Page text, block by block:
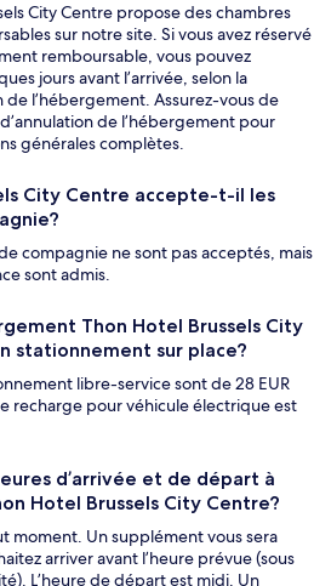
City Centre propose des chambres
sur notre site. Si vous avez réservé
remboursable, vous pouvez
jours avant l’arrivée, selon la
de l’hébergement. Assurez-vous de
de l’hébergement pour
générales complètes.
City Centre accepte-t-il les
compagnie ne sont pas acceptés, mais
sont admis.
Thon Hotel Brussels City
stationnement sur place?
libre-service sont de 28 EUR
recharge pour véhicule électrique est
d’arrivée et de départ à
Hotel Brussels City Centre?
moment. Un supplément vous sera
arriver avant l’heure prévue (sous
L’heure de départ est midi. Un